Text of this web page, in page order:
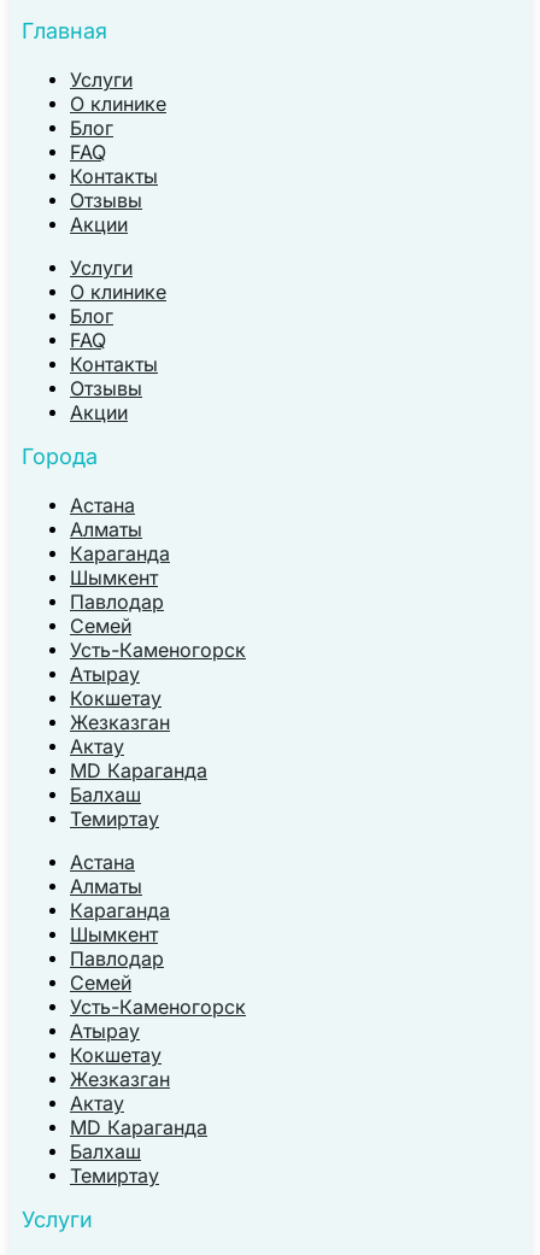
Главная
Услуги
О клинике
Блог
FAQ
Контакты
Отзывы
Акции
Услуги
О клинике
Блог
FAQ
Контакты
Отзывы
Акции
Города
Астана
Алматы
Караганда
Шымкент
Павлодар
Семей
Усть-Каменогорск
Атырау
Кокшетау
Жезказган
Актау
MD Караганда
Балхаш
Темиртау
Астана
Алматы
Караганда
Шымкент
Павлодар
Семей
Усть-Каменогорск
Атырау
Кокшетау
Жезказган
Актау
MD Караганда
Балхаш
Темиртау
Услуги